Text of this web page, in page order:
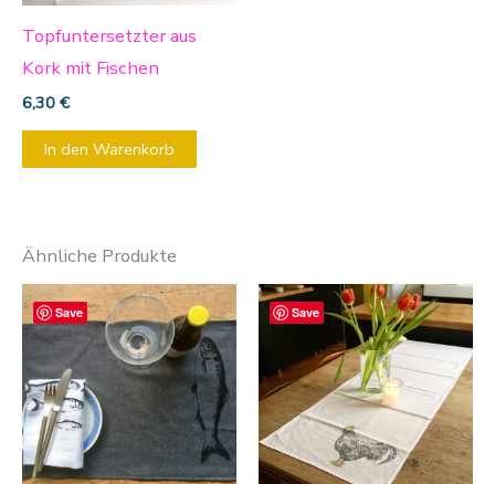
Topfuntersetzter aus
Kork mit Fischen
6,30 €
In den Warenkorb
Ähnliche Produkte
Save
Dieses
Produkt
weist
mehrere
Varianten
auf.
Save